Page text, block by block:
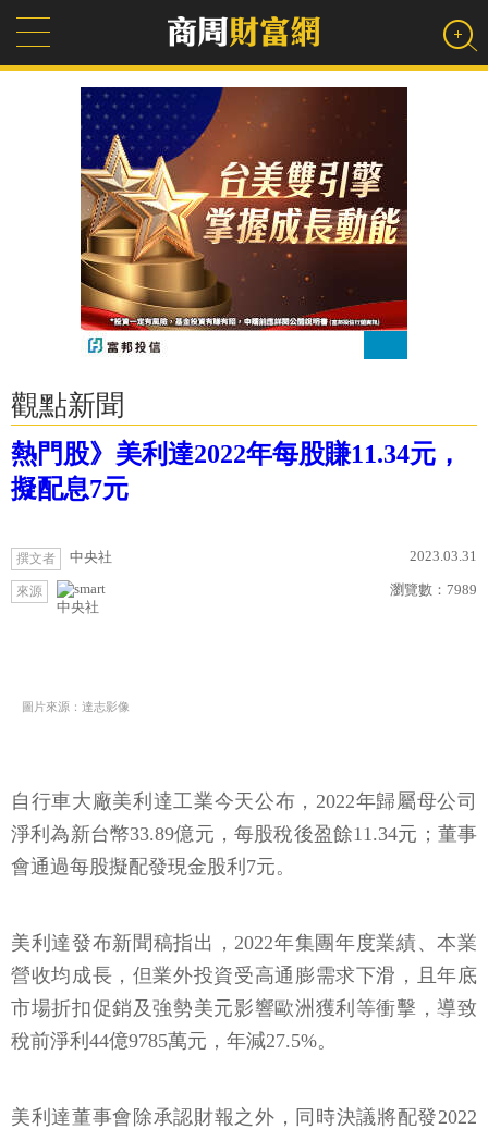
觀點新聞
熱門股》美利達2022年每股賺11.34元，
擬配息7元
撰文者 中央社 2023.03.31
來源
中央社
瀏覽數： 7989
圖片來源：達志影像
自行車大廠美利達工業今天公布，2022年歸屬母公司
淨利為新台幣33.89億元，每股稅後盈餘11.34元；董事
會通過每股擬配發現金股利7元。
美利達發布新聞稿指出，2022年集團年度業績、本業
營收均成長，但業外投資受高通膨需求下滑，且年底
市場折扣促銷及強勢美元影響歐洲獲利等衝擊，導致
稅前淨利44億9785萬元，年減27.5%。
美利達董事會除承認財報之外，同時決議將配發2022